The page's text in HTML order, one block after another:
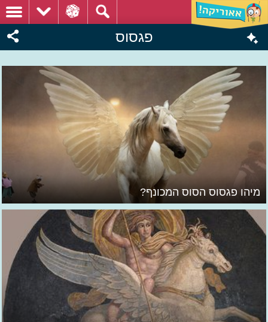
פגסוס
מיהו פגסוס הסוס המכונף?